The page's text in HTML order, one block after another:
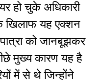
हो चुके अधिकारी
खिलाफ यह एक्शन
को जानबूझकर
मुख्य कारण यह है
में से थे जिन्होंने